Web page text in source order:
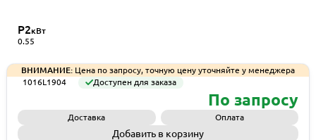
P2кВт
0.55
ВНИМАНИЕ: Цена по запросу, точную цену уточняйте у менеджера
1016L1904
Доступен для заказа
По запросу
Доставка Оплата
Добавить в корзину